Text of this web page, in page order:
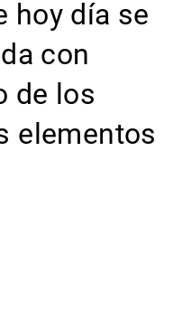
hoy día se
con
de los
elementos